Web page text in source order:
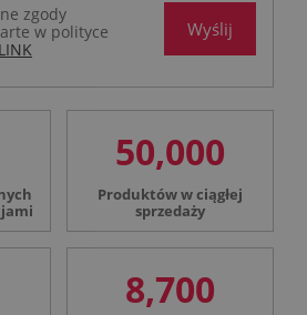
zgody
w polityce
LINK
Wyślij
50,000
Produktów w ciągłej
sprzedaży
8,700